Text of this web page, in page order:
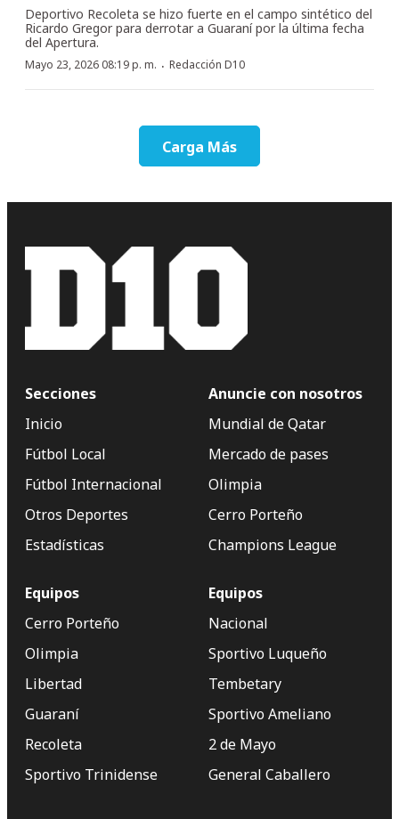
Deportivo Recoleta se hizo fuerte en el campo sintético del
Ricardo Gregor para derrotar a Guaraní por la última fecha
del Apertura.
Mayo 23, 2026 08:19 p. m. · Redacción D10
Carga Más
Secciones
Inicio
Fútbol Local
Fútbol Internacional
Otros Deportes
Estadísticas
Anuncie con nosotros
Mundial de Qatar
Mercado de pases
Olimpia
Cerro Porteño
Champions League
Equipos
Cerro Porteño
Olimpia
Libertad
Guaraní
Recoleta
Sportivo Trinidense
Equipos
Nacional
Sportivo Luqueño
Tembetary
Sportivo Ameliano
2 de Mayo
General Caballero